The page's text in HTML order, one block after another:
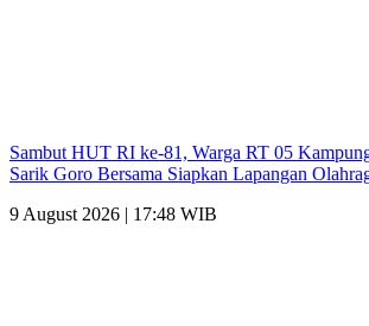
Sambut HUT RI ke-81, Warga RT 05
Sarik Goro Bersama Siapkan Lapangan
9 August 2026 | 17:48 WIB